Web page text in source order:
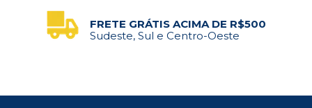
FRETE GRÁTIS ACIMA DE R$500
Sudeste, Sul e Centro-Oeste